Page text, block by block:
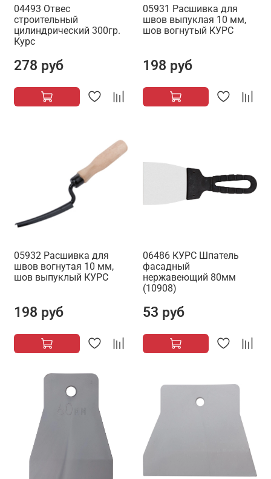
04493 Отвес
строительный
цилиндрический 300гр.
Курс
278 руб
05931 Расшивка для
швов выпуклая 10 мм,
шов вогнутый КУРС
198 руб
05932 Расшивка для
швов вогнутая 10 мм,
шов выпуклый КУРС
198 руб
06486 КУРС Шпатель
фасадный
нержавеющий 80мм
(10908)
53 руб